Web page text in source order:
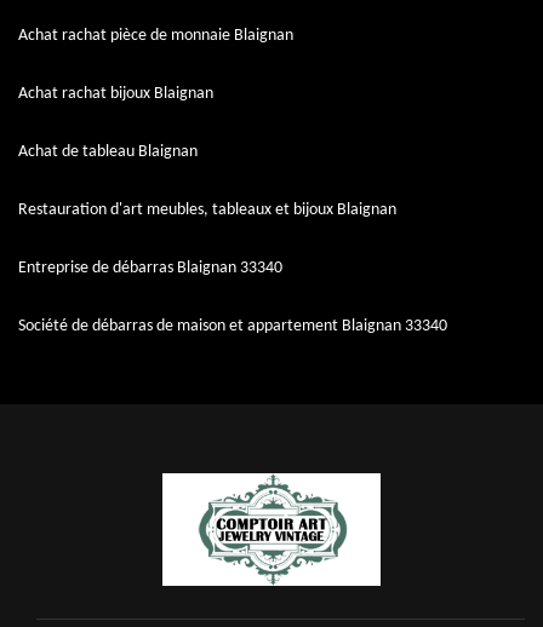
Achat rachat pièce de monnaie Blaignan
Achat rachat bijoux Blaignan
Achat de tableau Blaignan
Restauration d'art meubles, tableaux et bijoux Blaignan
Entreprise de débarras Blaignan 33340
Société de débarras de maison et appartement Blaignan 33340